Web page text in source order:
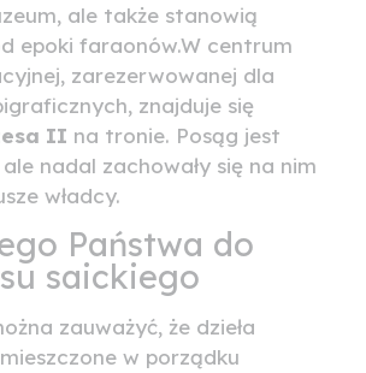
ale także stanowią
epoki faraonów.W centrum
zarezerwowanej dla
znajduje się
II na tronie. Posąg jest
nadal zachowały się na nim
władcy.
Państwa do
saickiego
zauważyć, że dzieła
w porządku